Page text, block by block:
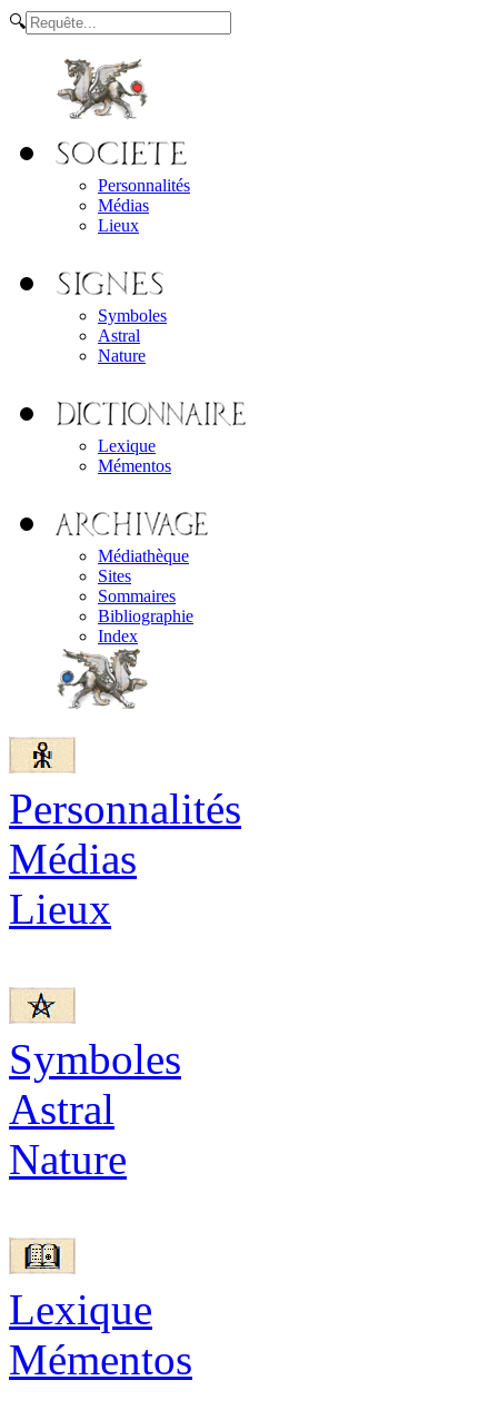
🔍
Personnalités
Médias
Lieux
Symboles
Astral
Nature
Lexique
Mémentos
Médiathèque
Sites
Sommaires
Bibliographie
Index
Personnalités
Médias
Lieux
Symboles
Astral
Nature
Lexique
Mémentos